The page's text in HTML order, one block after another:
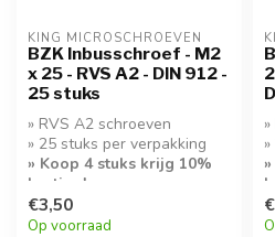
KING MICROSCHROEVEN
BZK Inbusschroef - M2
x 25 - RVS A2 - DIN 912 -
25 stuks
» RVS A2 schroeven
» 25 stuks per verpakking
» Koop 4 stuks krijg 10%
korting!
€3,50
Op voorraad